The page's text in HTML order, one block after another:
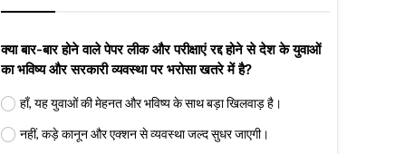
क्या बार-बार होने वाले पेपर लीक और परीक्षाएं रद्द होने से देश के युवाओं
का भविष्य और सरकारी व्यवस्था पर भरोसा खतरे में है?
हाँ, यह युवाओं की मेहनत और भविष्य के साथ बड़ा खिलवाड़ है।
नहीं, कड़े कानून और एक्शन से व्यवस्था जल्द सुधर जाएगी।